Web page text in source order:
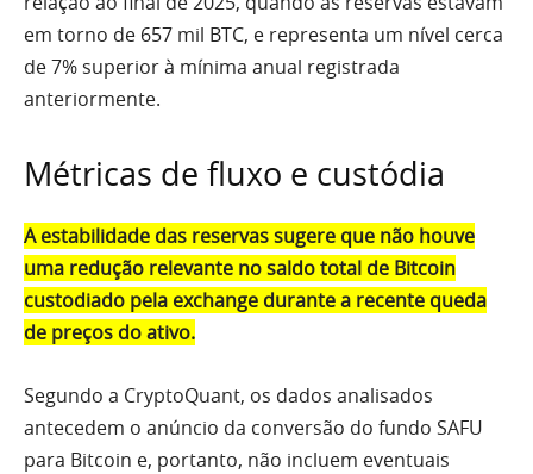
em torno de 657 mil BTC, e representa um nível cerca
de 7% superior à mínima anual registrada
anteriormente.
Métricas de fluxo e custódia
A estabilidade das reservas sugere que não houve
uma redução relevante no saldo total de Bitcoin
custodiado pela exchange durante a recente queda
de preços do ativo.
Segundo a CryptoQuant, os dados analisados
antecedem o anúncio da conversão do fundo SAFU
para Bitcoin e, portanto, não incluem eventuais